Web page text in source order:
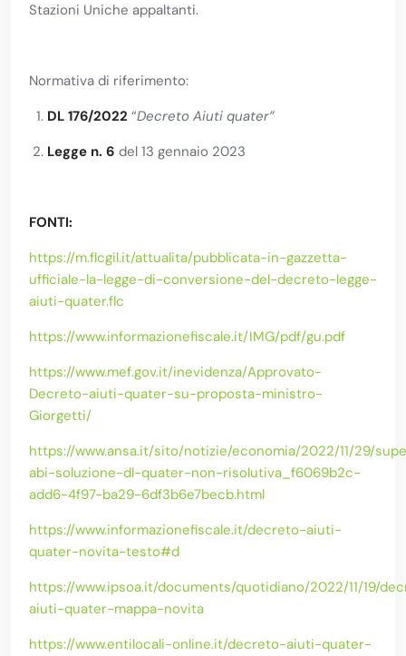
Stazioni Uniche appaltanti.
Normativa di riferimento:
DL 176/2022 “Decreto Aiuti quater”
Legge n. 6 del 13 gennaio 2023
FONTI:
https://m.flcgil.it/attualita/pubblicata-in-gazzetta-
ufficiale-la-legge-di-conversione-del-decreto-legge-
aiuti-quater.flc
https://www.informazionefiscale.it/IMG/pdf/gu.pdf
https://www.mef.gov.it/inevidenza/Approvato-
Decreto-aiuti-quater-su-proposta-ministro-
Giorgetti/
https://www.ansa.it/sito/notizie/economia/2022/11/29/
abi-soluzione-dl-quater-non-risolutiva_f6069b2c-
add6-4f97-ba29-6df3b6e7becb.html
https://www.informazionefiscale.it/decreto-aiuti-
quater-novita-testo#d
https://www.ipsoa.it/documents/quotidiano/2022/11/19/
aiuti-quater-mappa-novita
https://www.entilocali-online.it/decreto-aiuti-quater-